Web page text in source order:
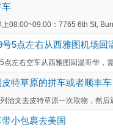
车
08:00~09:00：7765 6th St,
5点左右从西雅图机场回
点左右空车从西雅图回温哥华，
特草原的拼车或者顺丰
治文去皮特草原一次取物，然后
小包裹去美国